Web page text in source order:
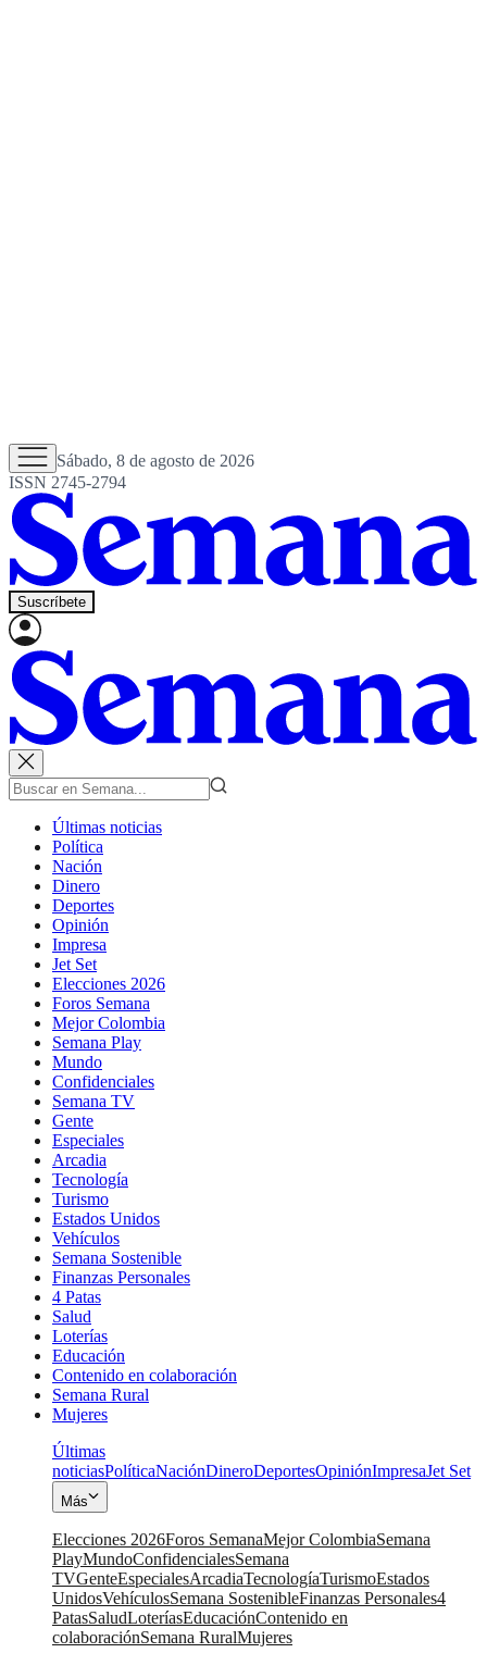
Sábado, 8 de agosto de 2026
ISSN 2745-2794
Suscríbete
Últimas noticias
Política
Nación
Dinero
Deportes
Opinión
Impresa
Jet Set
Elecciones 2026
Foros Semana
Mejor Colombia
Semana Play
Mundo
Confidenciales
Semana TV
Gente
Especiales
Arcadia
Tecnología
Turismo
Estados Unidos
Vehículos
Semana Sostenible
Finanzas Personales
4 Patas
Salud
Loterías
Educación
Contenido en colaboración
Semana Rural
Mujeres
Últimas
noticiasPolíticaNaciónDineroDeportesOpiniónImpresaJet Set
Más
Elecciones 2026Foros SemanaMejor ColombiaSemana
PlayMundoConfidencialesSemana
TVGenteEspecialesArcadiaTecnologíaTurismoEstados
UnidosVehículosSemana SostenibleFinanzas Personales4
PatasSaludLoteríasEducaciónContenido en
colaboraciónSemana RuralMujeres